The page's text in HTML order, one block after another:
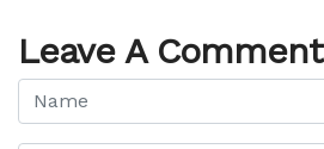
Leave A Comment